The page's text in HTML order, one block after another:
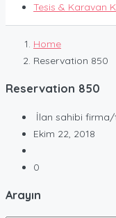
Tesis & Karavan
Home
Reservation 850
Reservation 850
İlan sahibi firma/
Ekim 22, 2018
0
Arayın